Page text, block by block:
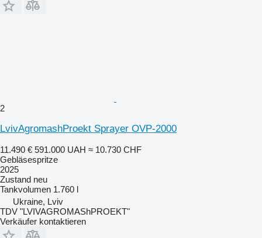
2
LvivAgromashProekt Sprayer OVP-2000
11.490 € 591.000 UAH ≈ 10.730 CHF
Gebläsespritze
2025
Zustand neu
Tankvolumen 1.760 l
Ukraine, Lviv
TDV "LVIVAGROMAShPROEKT"
Verkäufer kontaktieren